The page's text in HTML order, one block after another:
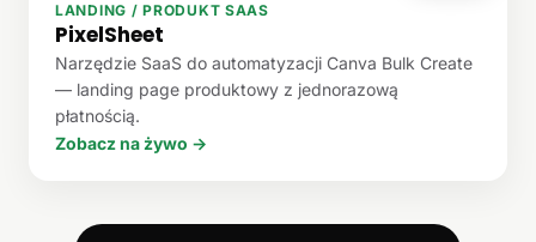
LANDING / PRODUKT SAAS
PixelSheet
Narzędzie SaaS do automatyzacji Canva Bulk Create
— landing page produktowy z jednorazową
płatnością.
Zobacz na żywo →